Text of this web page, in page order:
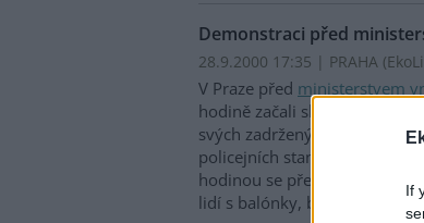
If
Demonstraci před
28.9.2000 17:35 | PRAHA
V Praze před ministerstvem
hodině začali shromažďovat
svých zadržených kamarádů
policejních stanicích a údajné
hodinou se před vchodem do
lidí s balónky, bubínky a